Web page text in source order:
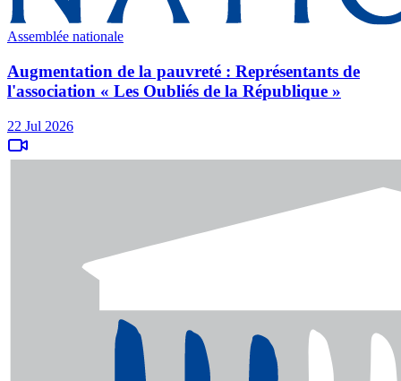
Assemblée nationale
Augmentation de la pauvreté : Représentants de
l'association « Les Oubliés de la République »
22 Jul 2026